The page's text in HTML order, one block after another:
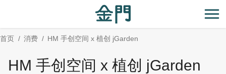
主
要
开
首页 消费 HM 手创空间 x 植创 jGarden
HM 手创空间 x 植创 jGarden